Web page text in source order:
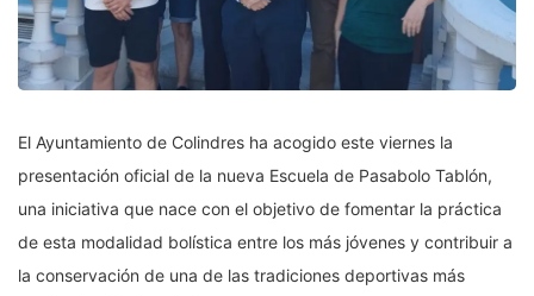
El Ayuntamiento de Colindres ha acogido este viernes la
presentación oficial de la nueva Escuela de Pasabolo Tablón,
una iniciativa que nace con el objetivo de fomentar la práctica
de esta modalidad bolística entre los más jóvenes y contribuir a
la conservación de una de las tradiciones deportivas más